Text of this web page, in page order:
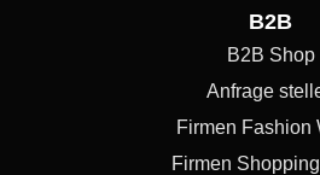
B2B
B2B Shop
Anfrage
Firmen Fashion
Firmen